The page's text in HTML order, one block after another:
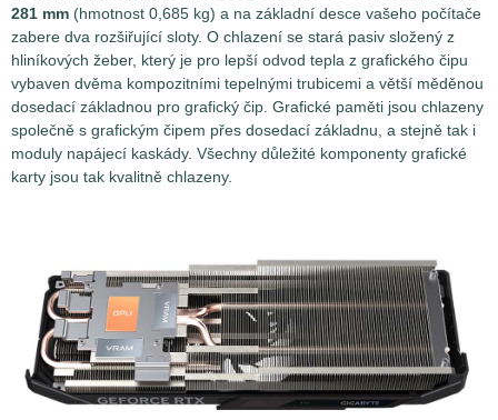
281 mm (hmotnost 0,685 kg) a na základní desce vašeho počítače
zabere dva rozšiřující sloty. O chlazení se stará pasiv složený z
hliníkových žeber, který je pro lepší odvod tepla z grafického čipu
vybaven dvěma kompozitními tepelnými trubicemi a větší měděnou
dosedací základnou pro grafický čip. Grafické paměti jsou chlazeny
společně s grafickým čipem přes dosedací základnu, a stejně tak i
moduly napájecí kaskády. Všechny důležité komponenty grafické
karty jsou tak kvalitně chlazeny.